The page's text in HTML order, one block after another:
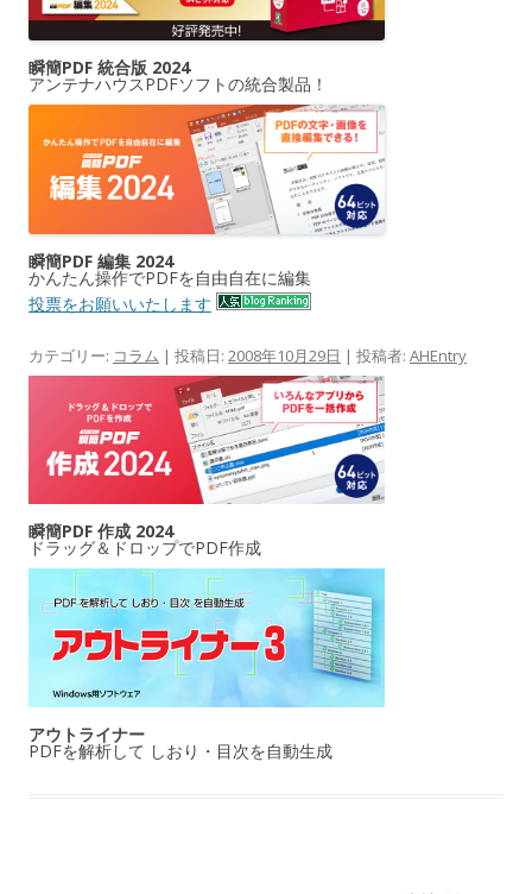
瞬簡PDF 統合版 2024
アンテナハウスPDFソフトの統合製品！
瞬簡PDF 編集 2024
かんたん操作でPDFを自由自在に編集
投票をお願いいたします
カテゴリー: コラム | 投稿日: 2008年10月29日 | 投稿者: AHEntry
瞬簡PDF 作成 2024
ドラッグ＆ドロップでPDF作成
アウトライナー
PDFを解析して しおり・目次を自動生成